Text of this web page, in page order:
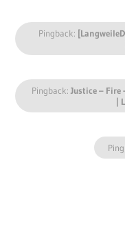
Pingback:
Pingback: Justice – Fire
|